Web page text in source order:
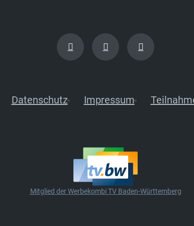
Datenschutz Impressum
Mitglied der Werbekombi TV Baden-Württemberg